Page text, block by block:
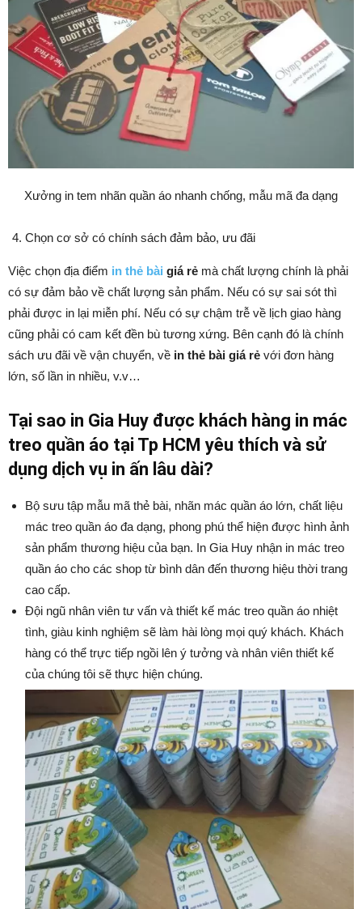
Xưởng in tem nhãn quần áo nhanh chống, mẫu mã đa dạng
Chọn cơ sở có chính sách đảm bảo, ưu đãi
Việc chọn địa điểm in thẻ bài giá rẻ mà chất lượng chính là phải
có sự đảm bảo về chất lượng sản phẩm. Nếu có sự sai sót thì
phải được in lại miễn phí. Nếu có sự chậm trễ về lịch giao hàng
cũng phải có cam kết đền bù tương xứng. Bên cạnh đó là chính
sách ưu đãi về vận chuyển, về in thẻ bài giá rẻ với đơn hàng
lớn, số lần in nhiều, v.v…
Tại sao in Gia Huy được khách hàng in mác
treo quần áo tại Tp HCM yêu thích và sử
dụng dịch vụ in ấn lâu dài?
Bộ sưu tập mẫu mã thẻ bài, nhãn mác quần áo lớn, chất liệu
mác treo quần áo đa dạng, phong phú thể hiện được hình ảnh
sản phẩm thương hiệu của bạn. In Gia Huy nhận in mác treo
quần áo cho các shop từ bình dân đến thương hiệu thời trang
cao cấp.
Đội ngũ nhân viên tư vấn và thiết kế mác treo quần áo nhiệt
tình, giàu kinh nghiệm sẽ làm hài lòng mọi quý khách. Khách
hàng có thể trực tiếp ngồi lên ý tưởng và nhân viên thiết kế
của chúng tôi sẽ thực hiện chúng.